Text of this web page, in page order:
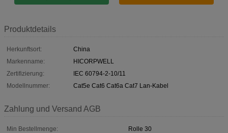
Produktdetails
Herkunftsort:
China
Markenname:
HICORPWELL
Zertifizierung:
IEC 60794-2-10/11
Modellnummer:
Cat5e Cat6 Cat6a Cat7 Lan-Kabel
Zahlung und Versand AGB
Min Bestellmenge:
Rolle 30